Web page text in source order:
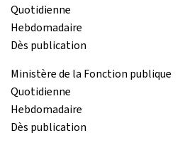
Quotidienne
Hebdomadaire
Dès publication
Ministère de la Fonction publique
Quotidienne
Hebdomadaire
Dès publication